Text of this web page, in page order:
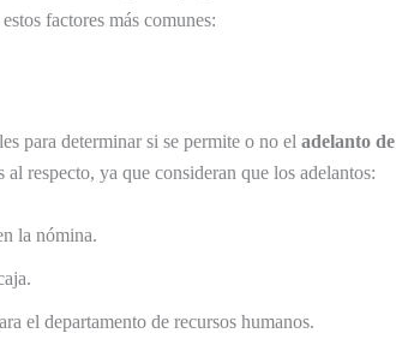
factores más comunes:
para determinar si se permite o no el adelanto de
respecto, ya que consideran que los adelantos:
la nómina.
el departamento de recursos humanos.